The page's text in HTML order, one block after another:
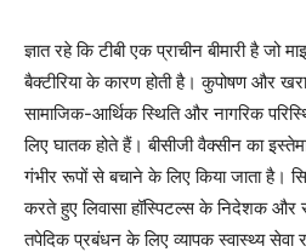
ज्ञात रहे कि टीबी एक प्राचीन बीमारी है जो
बैक्टीरिया के कारण होती है। कुपोषण और
सामाजिक-आर्थिक स्थिति और नागरिक
लिए घातक होते हैं। बीसीजी वैक्सीन का
गंभीर रूपों से बचाने के लिए किया जाता है।
करते हुए लिवासा हॉस्पिटल्स के निदेशक और
तपेदिक प्रबंधन के लिए व्यापक स्वास्थ्य सेवा